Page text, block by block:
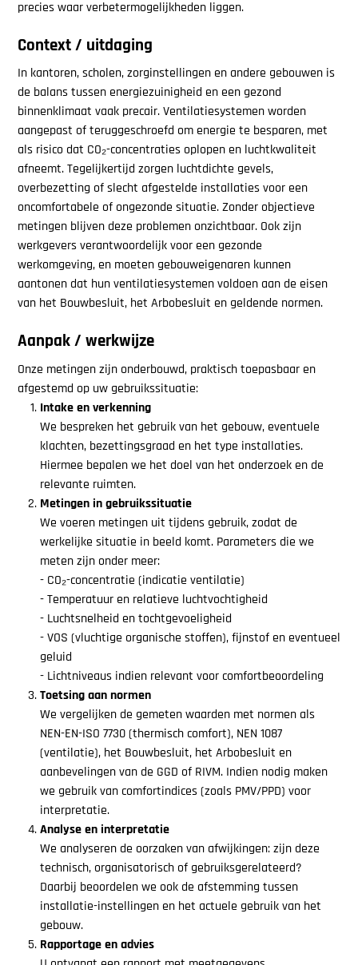
precies waar verbetermogelijkheden liggen.
Context / uitdaging
In kantoren, scholen, zorginstellingen en andere gebouwen is
de balans tussen energiezuinigheid en een gezond
binnenklimaat vaak precair. Ventilatiesystemen worden
aangepast of teruggeschroefd om energie te besparen, met
als risico dat CO₂-concentraties oplopen en luchtkwaliteit
afneemt. Tegelijkertijd zorgen luchtdichte gevels,
overbezetting of slecht afgestelde installaties voor een
oncomfortabele of ongezonde situatie. Zonder objectieve
metingen blijven deze problemen onzichtbaar. Ook zijn
werkgevers verantwoordelijk voor een gezonde
werkomgeving, en moeten gebouweigenaren kunnen
aantonen dat hun ventilatiesystemen voldoen aan de eisen
van het Bouwbesluit, het Arbobesluit en geldende normen.
Aanpak / werkwijze
Onze metingen zijn onderbouwd, praktisch toepasbaar en
afgestemd op uw gebruikssituatie:
Intake en verkenning
We bespreken het gebruik van het gebouw, eventuele
klachten, bezettingsgraad en het type installaties.
Hiermee bepalen we het doel van het onderzoek en de
relevante ruimten.
Metingen in gebruikssituatie
We voeren metingen uit tijdens gebruik, zodat de
werkelijke situatie in beeld komt. Parameters die we
meten zijn onder meer:
- CO₂-concentratie (indicatie ventilatie)
- Temperatuur en relatieve luchtvochtigheid
- Luchtsnelheid en tochtgevoeligheid
- VOS (vluchtige organische stoffen), fijnstof en eventueel
geluid
- Lichtniveaus indien relevant voor comfortbeoordeling
Toetsing aan normen
We vergelijken de gemeten waarden met normen als
NEN-EN-ISO 7730 (thermisch comfort), NEN 1087
(ventilatie), het Bouwbesluit, het Arbobesluit en
aanbevelingen van de GGD of RIVM. Indien nodig maken
we gebruik van comfortindices (zoals PMV/PPD) voor
interpretatie.
Analyse en interpretatie
We analyseren de oorzaken van afwijkingen: zijn deze
technisch, organisatorisch of gebruiksgerelateerd?
Daarbij beoordelen we ook de afstemming tussen
installatie-instellingen en het actuele gebruik van het
gebouw.
Rapportage en advies